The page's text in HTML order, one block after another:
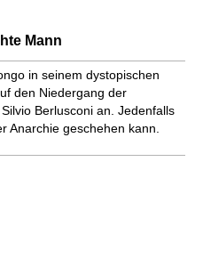
Mann
in seinem dystopischen
den Niedergang der
Berlusconi an. Jedenfalls
Anarchie geschehen kann.